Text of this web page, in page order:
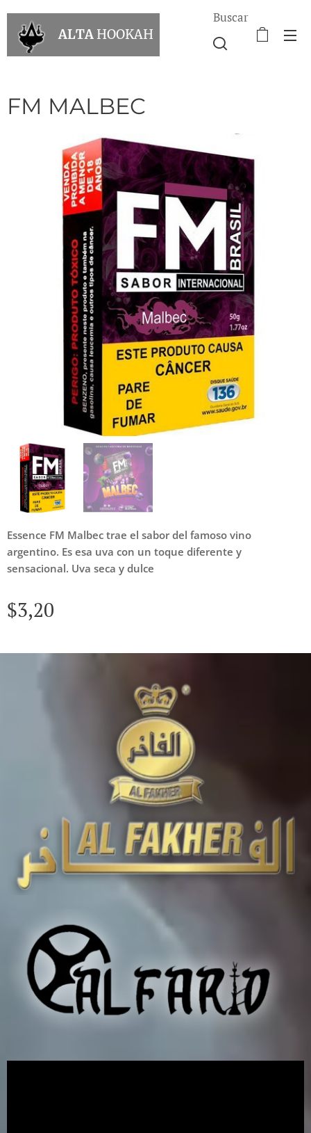
ALTA HOOKAH
Buscar
FM MALBEC
Essence FM Malbec trae el sabor del famoso vino
argentino. Es esa uva con un toque diferente y
sensacional. Uva seca y dulce
$3,20